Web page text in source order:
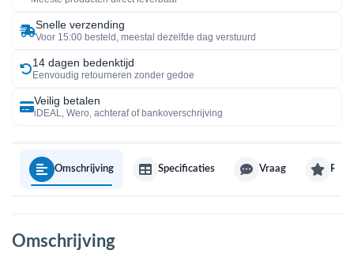
Snelle verzending
Voor 15:00 besteld, meestal dezelfde dag verstuurd
14 dagen bedenktijd
Eenvoudig retourneren zonder gedoe
Veilig betalen
iDEAL, Wero, achteraf of bankoverschrijving
Omschrijving Specificaties Vraag
Omschrijving